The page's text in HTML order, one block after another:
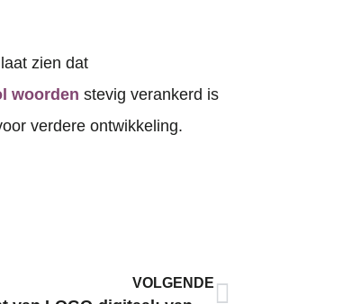
zien dat
woorden stevig verankerd is
verdere ontwikkeling.
VOLGENDE